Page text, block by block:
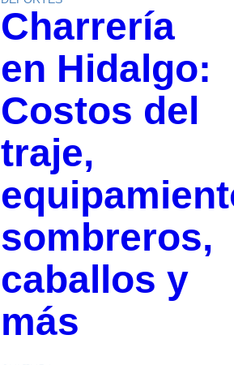
Charrería
en Hidalgo:
Costos del
traje,
sombreros,
caballos y
más